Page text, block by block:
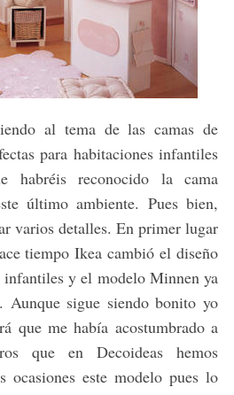
al tema de las camas de
para habitaciones infantiles
habréis reconocido la cama
último ambiente. Pues bien,
varios detalles. En primer lugar
tiempo Ikea cambió el diseño
infantiles y el modelo Minnen ya
Aunque sigue siendo bonito yo
que me había acostumbrado a
que en Decoideas hemos
ocasiones este modelo pues lo